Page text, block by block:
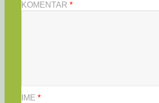
KOMENTAR *
IME *